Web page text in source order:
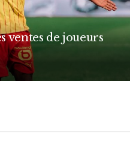
ventes de joueurs